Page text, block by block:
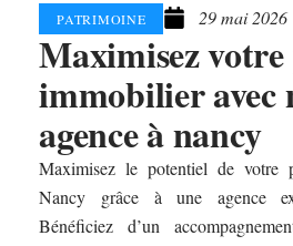
PATRIMOINE 29 mai 2026
Maximisez
immobilier avec
agence à nancy
Maximisez le potentiel de votre
Nancy grâce à une agence
Bénéficiez d’un